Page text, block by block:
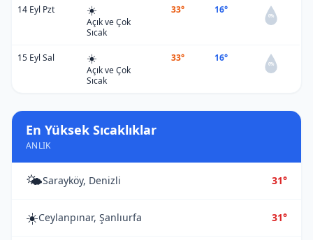
14 Eyl Pzt ☀️
Açık ve Çok
Sıcak
33° 16°
0%
15 Eyl Sal ☀️
Açık ve Çok
Sıcak
33° 16°
0%
En Yüksek Sıcaklıklar
ANLIK
🌤️Sarayköy, Denizli 31°
☀️Ceylanpınar, Şanlıurfa 31°